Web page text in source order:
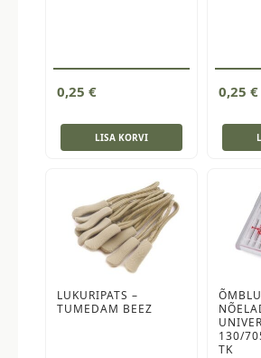
0,25 €
LISA KORVI
0,25 €
LUKURIPATS –
TUMEDAM BEEZ
130/
TK